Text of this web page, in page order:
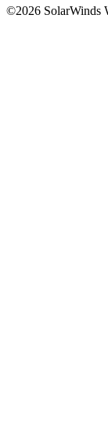
©2026 SolarWinds